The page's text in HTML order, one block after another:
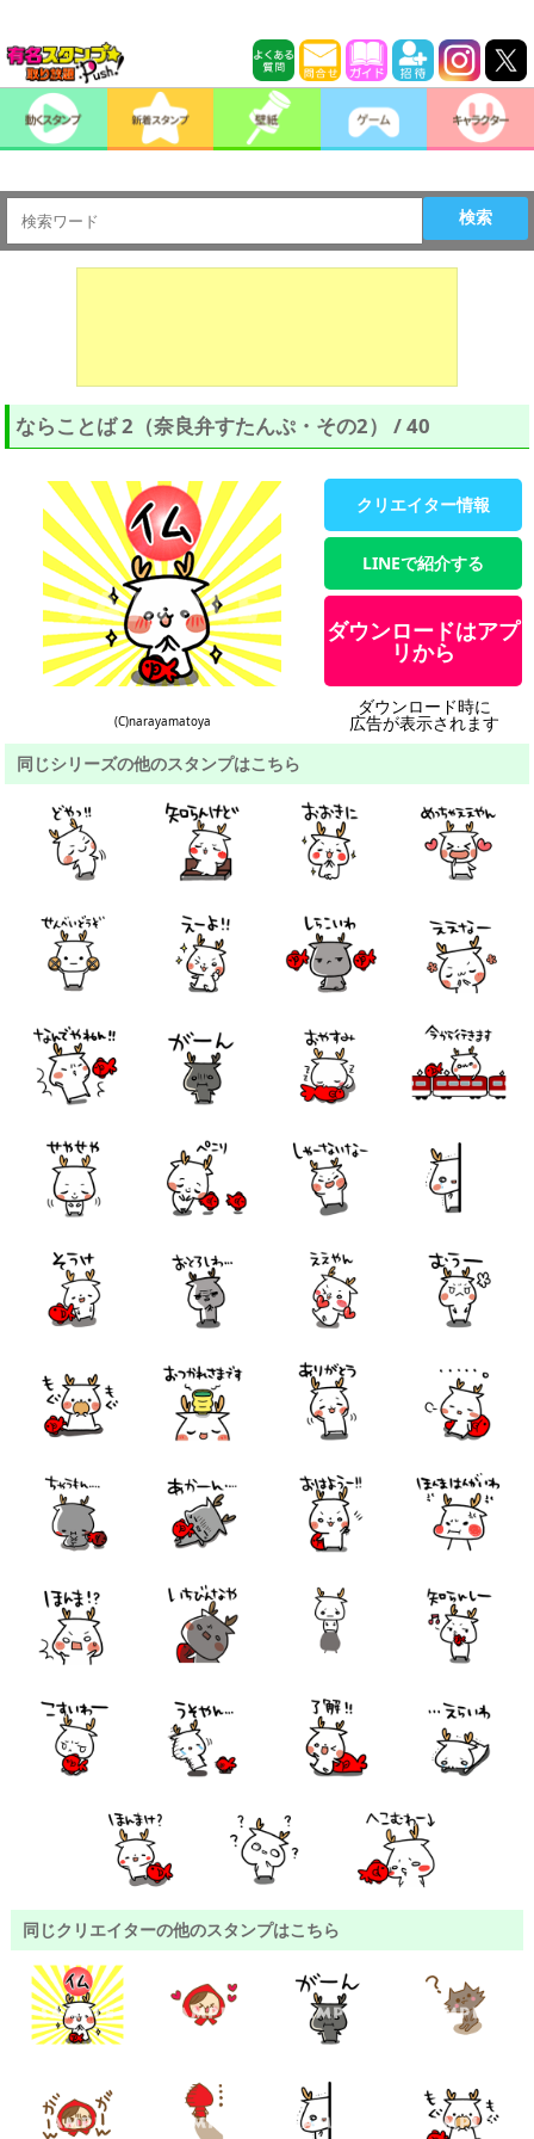
検索
ならことば 2（奈良弁すたんぷ・その2） / 40
(C)narayamatoya
クリエイター情報
LINEで紹介する
ダウンロードはアプ
リから
ダウンロード時に
広告が表示されます
同じシリーズの他のスタンプはこちら
同じクリエイターの他のスタンプはこちら